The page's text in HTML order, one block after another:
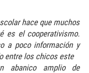
hace que muchos
es el cooperativismo.
a poco información y
entre los chicos este
abanico amplio de